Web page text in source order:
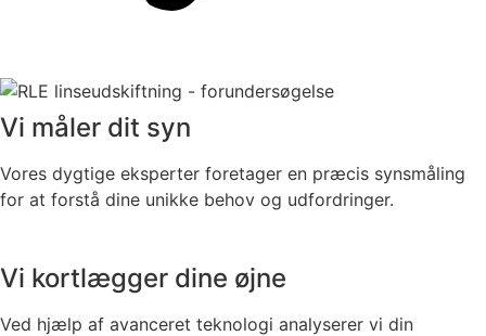
Vi måler dit syn
Vores dygtige eksperter foretager en præcis synsmåling
for at forstå dine unikke behov og udfordringer.
Vi kortlægger dine øjne
Ved hjælp af avanceret teknologi analyserer vi din